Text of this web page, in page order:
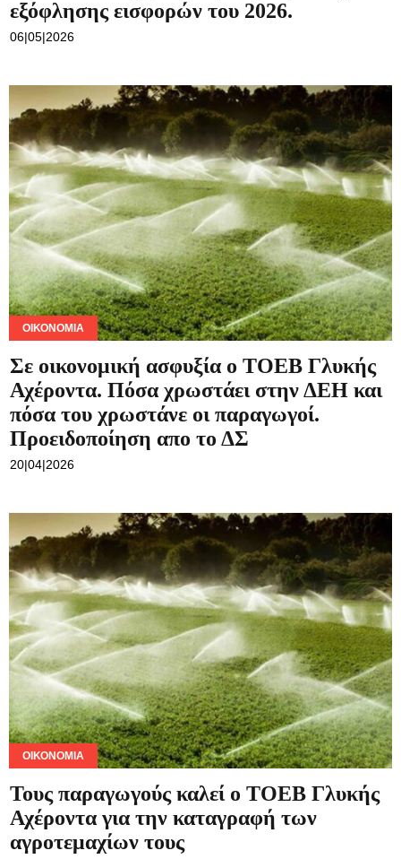
εξόφλησης εισφορών του 2026.
06|05|2026
ΟΙΚΟΝΟΜΊΑ
Σε οικονομική ασφυξία ο ΤΟΕΒ Γλυκής
Αχέροντα. Πόσα χρωστάει στην ΔΕΗ και
πόσα του χρωστάνε οι παραγωγοί.
Προειδοποίηση απο το ΔΣ
20|04|2026
ΟΙΚΟΝΟΜΊΑ
Τους παραγωγούς καλεί ο ΤΟΕΒ Γλυκής
Αχέροντα για την καταγραφή των
αγροτεμαχίων τους